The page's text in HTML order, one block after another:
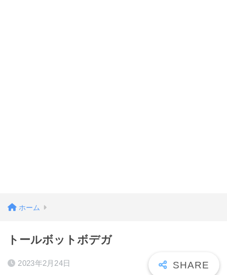
ホーム
トールボットボデガ
2023年2月24日